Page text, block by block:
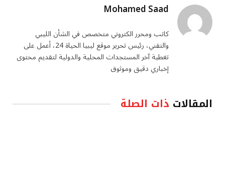
Mohamed Saad
كاتب ومحرر الكتروني متخصص في الشأن الليبي
والتقني، رئيس تحرير موقع ليبيا الحياة 24، أعمل على
تغطية آخر المستجدات المحلية والدولية لتقديم محتوى
إخباري دقيق وموثوق
المقالات ذات الصلة